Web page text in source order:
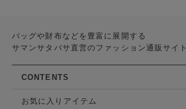
バッグや財布などを豊富に展開する
サマンサタバサ直営のファッション通販サイト
CONTENTS
お気に入りアイテム